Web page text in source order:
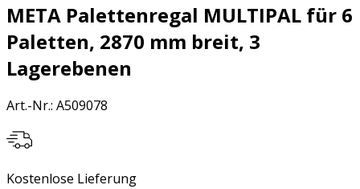
META Palettenregal MULTIPAL für 6
Paletten, 2870 mm breit, 3
Lagerebenen
Art.-Nr.: A509078
Kostenlose Lieferung